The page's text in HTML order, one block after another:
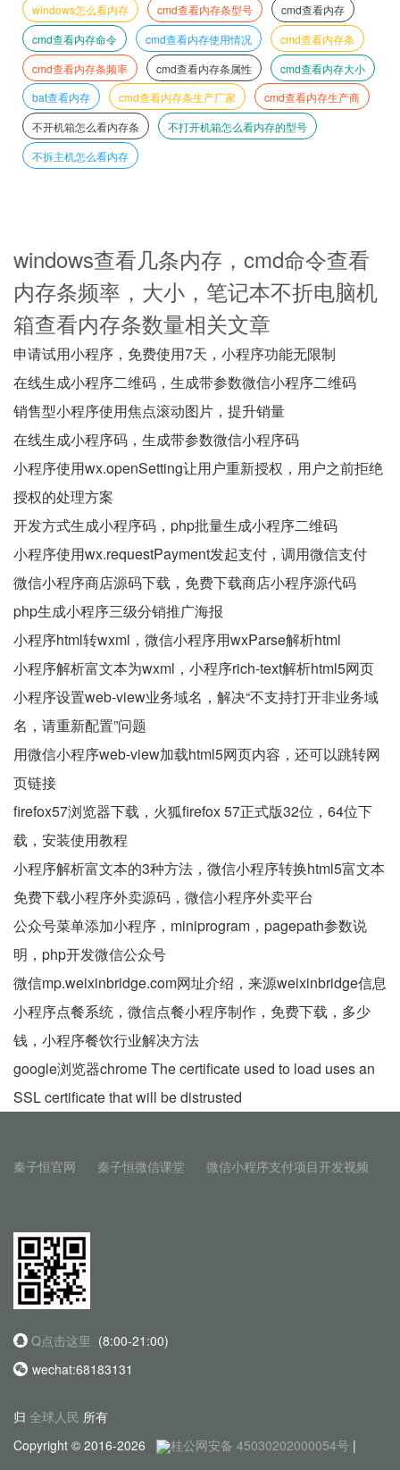
windows怎么看内存
cmd查看内存条型号
cmd查看内存
cmd查看内存命令
cmd查看内存使用情况
cmd查看内存条
cmd查看内存条频率
cmd查看内存条属性
cmd查看内存大小
bat查看内存
cmd查看内存条生产厂家
cmd查看内存生产商
不开机箱怎么看内存条
不打开机箱怎么看内存的型号
不拆主机怎么看内存
windows查看几条内存，cmd命令查看
内存条频率，大小，笔记本不折电脑机
箱查看内存条数量相关文章
申请试用小程序，免费使用7天，小程序功能无限制
在线生成小程序二维码，生成带参数微信小程序二维码
销售型小程序使用焦点滚动图片，提升销量
在线生成小程序码，生成带参数微信小程序码
小程序使用wx.openSetting让用户重新授权，用户之前拒绝
授权的处理方案
开发方式生成小程序码，php批量生成小程序二维码
小程序使用wx.requestPayment发起支付，调用微信支付
微信小程序商店源码下载，免费下载商店小程序源代码
php生成小程序三级分销推广海报
小程序html转wxml，微信小程序用wxParse解析html
小程序解析富文本为wxml，小程序rich-text解析html5网页
小程序设置web-view业务域名，解决“不支持打开非业务域
名，请重新配置”问题
用微信小程序web-view加载html5网页内容，还可以跳转网
页链接
firefox57浏览器下载，火狐firefox 57正式版32位，64位下
载，安装使用教程
小程序解析富文本的3种方法，微信小程序转换html5富文本
免费下载小程序外卖源码，微信小程序外卖平台
公众号菜单添加小程序，miniprogram，pagepath参数说
明，php开发微信公众号
微信mp.weixinbridge.com网址介绍，来源weixinbridge信息
小程序点餐系统，微信点餐小程序制作，免费下载，多少
钱，小程序餐饮行业解决方法
google浏览器chrome The certificate used to load uses an
SSL certificate that will be distrusted
秦子恒官网 秦子恒微信课堂 微信小程序支付项目开发视频
Q点击这里 (8:00-21:00)
wechat:68183131
归 全球人民 所有
Copyright © 2016-2026
桂公网安备 45030202000054号 |